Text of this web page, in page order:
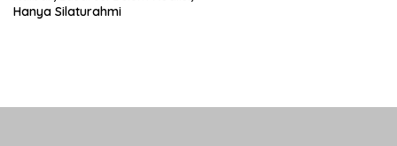
Hanya Silaturahmi